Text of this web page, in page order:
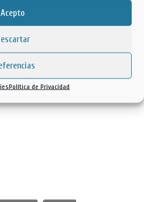
Acepto
Política de Privacidad